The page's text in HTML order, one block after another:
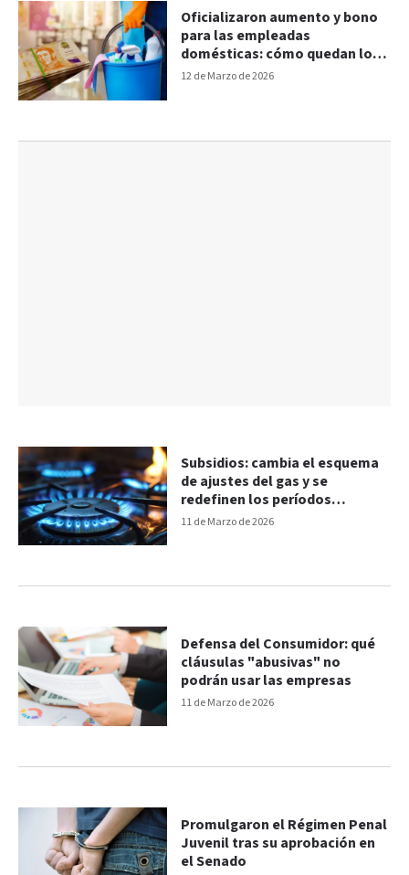
12 de Marzo de 2026
Oficializaron aumento y bono
para las empleadas
domésticas: cómo quedan los
salarios
11 de Marzo de 2026
Subsidios: cambia el esquema
de ajustes del gas y se
redefinen los períodos
estacionales
11 de Marzo de 2026
Defensa del Consumidor: qué
cláusulas "abusivas" no
podrán usar las empresas
Promulgaron el Régimen Penal
Juvenil tras su aprobación en
el Senado